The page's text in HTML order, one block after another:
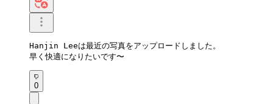
Hanjin Leeは最近の写真をアップロードしました。
早く快適になりたいです〜
0